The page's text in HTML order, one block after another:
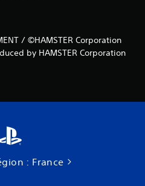
/ ©HAMSTER Corporation
by HAMSTER Corporation
: France